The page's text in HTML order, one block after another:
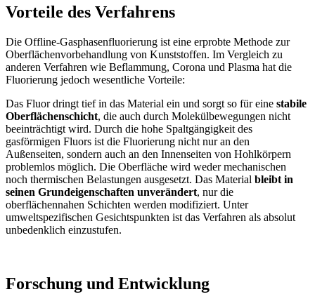
Vorteile des Verfahrens
Die Offline-Gasphasenfluorierung ist eine erprobte Methode zur
Oberflächenvorbehandlung von Kunststoffen. Im Vergleich zu
anderen Verfahren wie Beflammung, Corona und Plasma hat die
Fluorierung jedoch wesentliche Vorteile:
Das Fluor dringt tief in das Material ein und sorgt so für eine stabile
Oberflächenschicht, die auch durch Molekülbewegungen nicht
beeinträchtigt wird. Durch die hohe Spaltgängigkeit des
gasförmigen Fluors ist die Fluorierung nicht nur an den
Außenseiten, sondern auch an den Innenseiten von Hohlkörpern
problemlos möglich. Die Oberfläche wird weder mechanischen
noch thermischen Belastungen ausgesetzt. Das Material bleibt in
seinen Grundeigenschaften unverändert, nur die
oberflächennahen Schichten werden modifiziert. Unter
umweltspezifischen Gesichtspunkten ist das Verfahren als absolut
unbedenklich einzustufen.
Forschung und Entwicklung